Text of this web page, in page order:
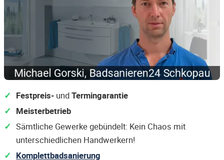
Festpreis- undTermingarantie
Meisterbetrieb
Sämtliche Gewerke gebündelt: Kein Chaos mit
unterschiedlichen Handwerkern!
Komplettbadsanierung